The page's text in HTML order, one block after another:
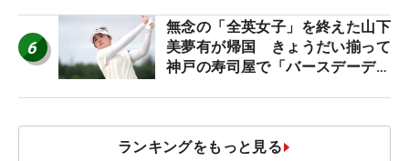
6
無念の「全英女子」を終えた山下
美夢有が帰国 きょうだい揃って
神戸の寿司屋で「バースデーディ
ランキングをもっと見る